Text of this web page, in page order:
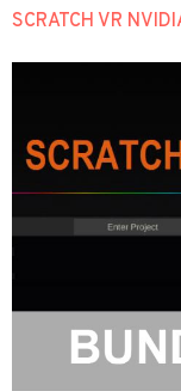
SCRATCH VR